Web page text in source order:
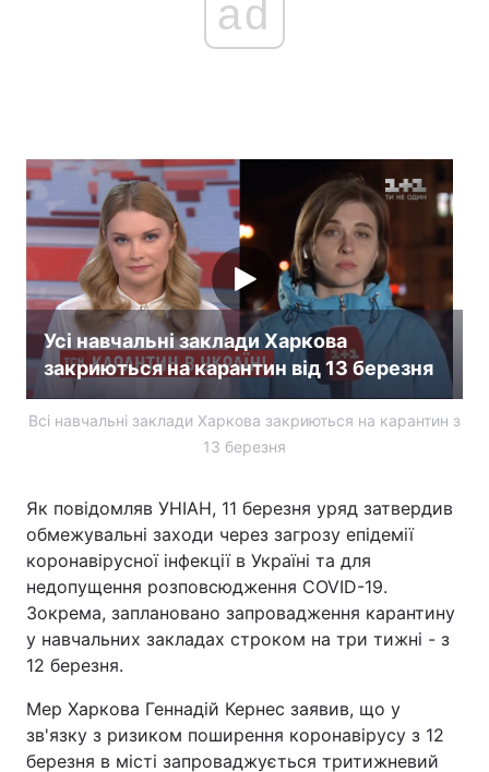
ad
Усі навчальні заклади Харкова
закриються на карантин від 13 березня
Всі навчальні заклади Харкова закриються на карантин з
13 березня
Як повідомляв УНІАН, 11 березня уряд затвердив
обмежувальні заходи через загрозу епідемії
коронавірусної інфекції в Україні та для
недопущення розповсюдження COVID-19.
Зокрема, заплановано запровадження карантину
у навчальних закладах строком на три тижні - з
12 березня.
Мер Харкова Геннадій Кернес заявив, що у
зв'язку з ризиком поширення коронавірусу з 12
березня в місті запроваджується тритижневий